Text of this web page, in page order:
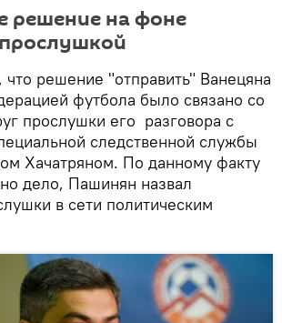
решение на фоне
решение "отправить" Ванецяна
футбола было связано со
прослушки его разговора с
следственной службы
Хачатряном. По данному факту
дело, Пашинян назвал
в сети политическим